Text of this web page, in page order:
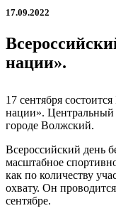
17.09.2022
нации».
17 сентября
нации». Центральный
городе Волжский.
Всероссийский день
масштабное
как по количеству
охвату. Он
сентябре.